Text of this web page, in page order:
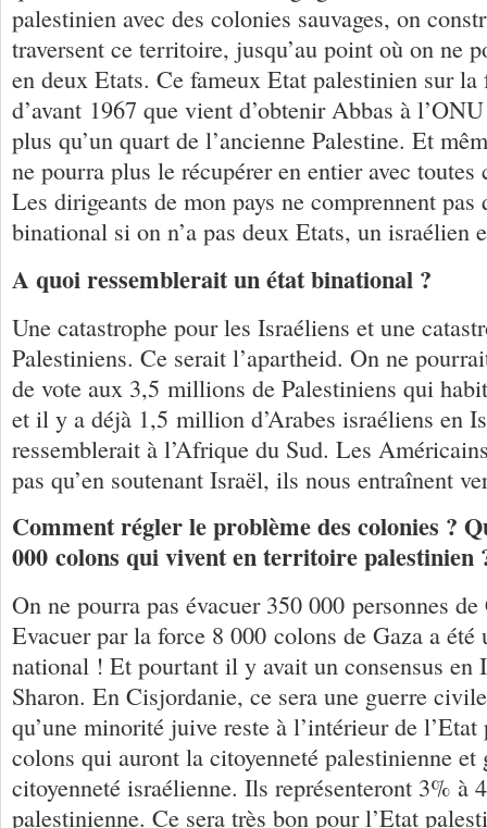
palestinien avec des colonies sauvages, on
traversent ce territoire, jusqu’au point où on ne
en deux Etats. Ce fameux Etat palestinien sur la
d’avant 1967 que vient d’obtenir Abbas à
plus qu’un quart de l’ancienne Palestine. Et
ne pourra plus le récupérer en entier avec
Les dirigeants de mon pays ne comprennent pas
binational si on n’a pas deux Etats, un israélien
A quoi ressemblerait un état binational ?
Une catastrophe pour les Israéliens et une
Palestiniens. Ce serait l’apartheid. On ne
de vote aux 3,5 millions de Palestiniens qui
et il y a déjà 1,5 million d’Arabes israéliens en
ressemblerait à l’Afrique du Sud. Les
pas qu’en soutenant Israël, ils nous entraînent
Comment régler le problème des colonies ?
000 colons qui vivent en territoire palestinien
On ne pourra pas évacuer 350 000 personnes
Evacuer par la force 8 000 colons de Gaza a été
national ! Et pourtant il y avait un consensus en
Sharon. En Cisjordanie, ce sera une guerre
qu’une minorité juive reste à l’intérieur de
colons qui auront la citoyenneté palestinienne et
citoyenneté israélienne. Ils représenteront 3% à
palestinienne. Ce sera très bon pour l’Etat